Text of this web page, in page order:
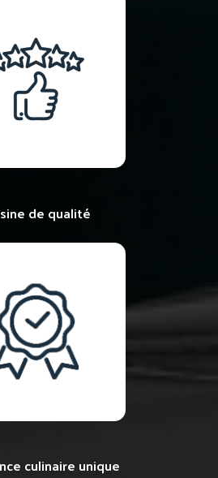
de qualité
culinaire unique